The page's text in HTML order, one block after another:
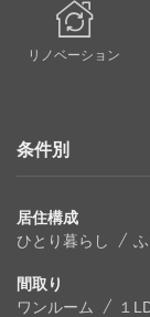
リノベーション
条件別
居住構成
ひとり暮らし
間取り
ワンルーム
１